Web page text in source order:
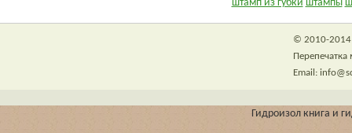
штамп из губки штампы
© 2010-2014
Email:
Гидроизол книга и